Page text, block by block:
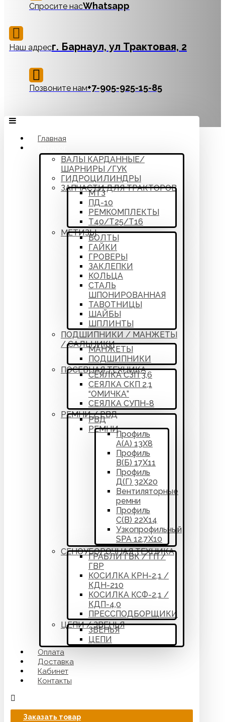
Спросите насWhatsapp
Наш адресг. Барнаул, ул Трактовая, 2
Позвоните нам‪+7-905-925-15-85
Главная
ВАЛЫ КАРДАННЫЕ/
ШАРНИРЫ /ГУК
ГИДРОЦИЛИНДРЫ
ЗАПЧАСТИ ДЛЯ ТРАКТОРОВ
МТЗ
ПД-10
РЕМКОМПЛЕКТЫ
Т40/Т25/Т16
МЕТИЗЫ
БОЛТЫ
ГАЙКИ
ГРОВЕРЫ
ЗАКЛЕПКИ
КОЛЬЦА
СТАЛЬ
ШПОНИРОВАННАЯ
ТАВОТНИЦЫ
ШАЙБЫ
ШПЛИНТЫ
ПОДШИПНИКИ / МАНЖЕТЫ
/ САЛЬНИКИ
МАНЖЕТЫ
ПОДШИПНИКИ
ПОСЕВНАЯ ТЕХНИКА
СЕЯЛКА СЗП 3,6
СЕЯЛКА СКП 2,1
“ОМИЧКА”
СЕЯЛКА СУПН-8
РЕМНИ / РВД
РВД
РЕМНИ
Профиль
А(А) 13Х8
Профиль
В(Б) 17Х11
Профиль
Д(Г) 32Х20
Вентиляторные
ремни
Профиль
С(В) 22Х14
Узкопрофильный
SPA 12,7Х10
СЕНОУБОРОЧНАЯ ТЕХНИКА
ГРАБЛИ ГВК / ГП /
ГВР
КОСИЛКА КРН-2,1 /
КДН-210
КОСИЛКА КСФ-2,1 /
КДП-4,0
ПРЕССПОДБОРЩИКИ
ЦЕПИ / ЗВЕНЬЯ
ЗВЕНЬЯ
ЦЕПИ
Оплата
Доставка
Кабинет
Контакты
Заказать товар